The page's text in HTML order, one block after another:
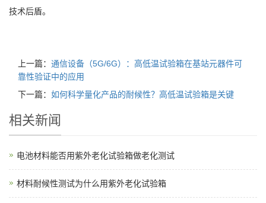
技术后盾。
上一篇： 通信设备（5G/6G）：高低温试验箱在基站元器件可
靠性验证中的应用
下一篇： 如何科学量化产品的耐候性？高低温试验箱是关键
相关新闻
电池材料能否用紫外老化试验箱做老化测试
材料耐候性测试为什么用紫外老化试验箱